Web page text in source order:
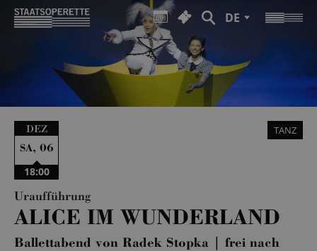
DE
DEZ
SA, 06
18:00
TANZ
Uraufführung
ALICE IM WUNDERLAND
Ballettabend von Radek Stopka | frei nach